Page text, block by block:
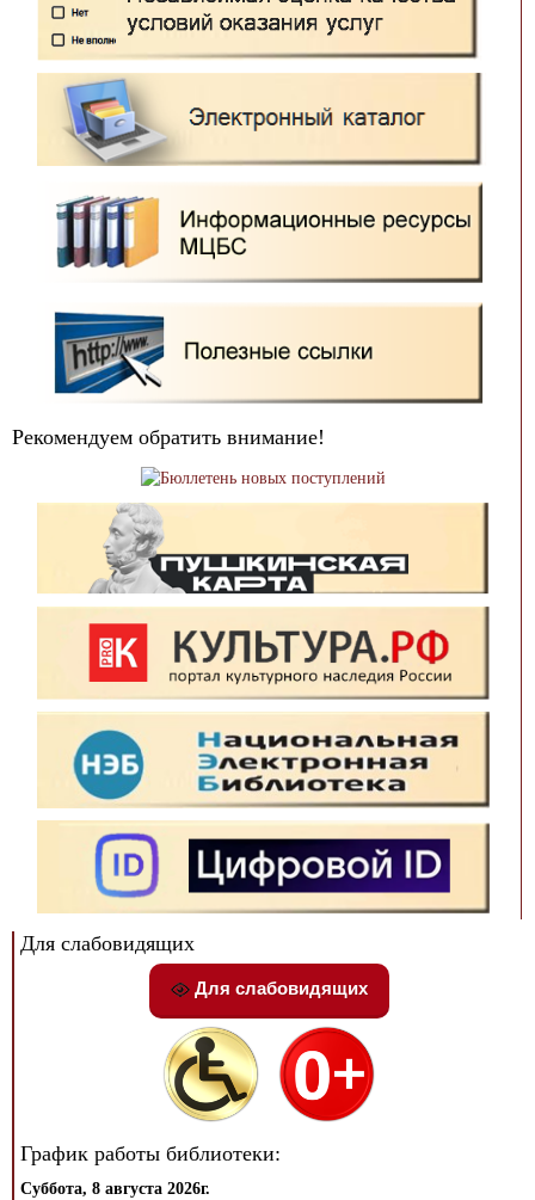
Рекомендуем обратить внимание!
Для слабовидящих
Для слабовидящих
График работы библиотеки:
Суббота, 8 августа 2026г.